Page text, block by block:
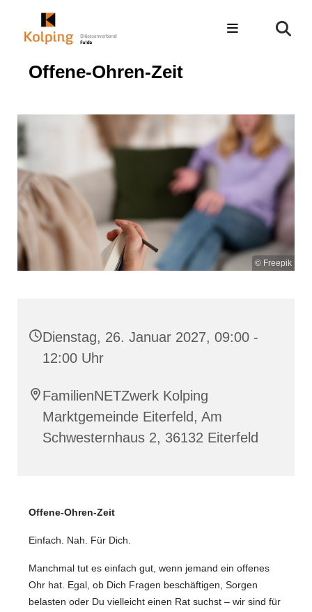
Offene-Ohren-Zeit
© Freepik
Dienstag, 26. Januar 2027, 09:00 -
12:00 Uhr
FamilienNETZwerk Kolping
Marktgemeinde Eiterfeld, Am
Schwesternhaus 2, 36132 Eiterfeld
️Offene-Ohren-Zeit
Einfach. Nah. Für Dich.
Manchmal tut es einfach gut, wenn jemand ein offenes
Ohr hat. Egal, ob Dich Fragen beschäftigen, Sorgen
belasten oder Du vielleicht einen Rat suchst – wir sind für